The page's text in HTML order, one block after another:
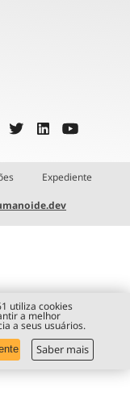
Expediente
utiliza cookies
a melhor
a seus usuários.
Saber mais